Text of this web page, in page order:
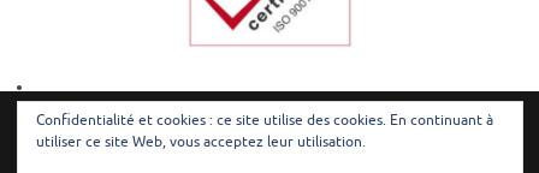
Confidentialité et cookies : ce site utilise des cookies. En continuant à
utiliser ce site Web, vous acceptez leur utilisation.